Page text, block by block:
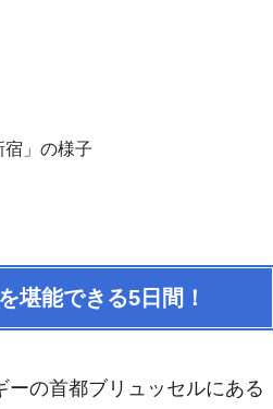
」の様子
堪能できる5日間！
ーの首都ブリュッセルにある